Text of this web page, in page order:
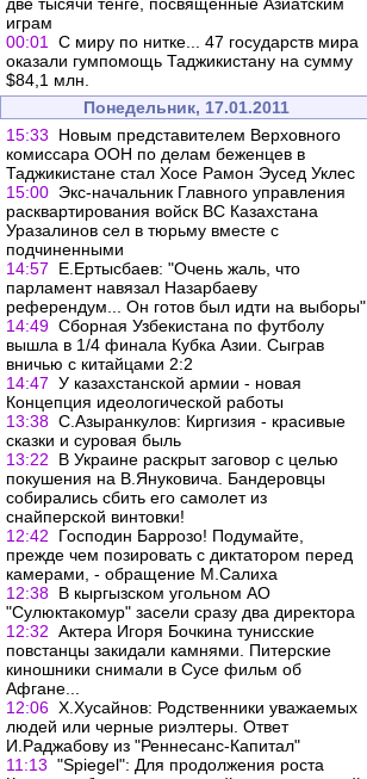
играм
00:01
С миру по нитке... 47 государств мира
оказали гумпомощь Таджикистану на сумму
$84,1 млн.
Понедельник, 17.01.2011
15:33
Новым представителем Верховного
комиссара ООН по делам беженцев в
Таджикистане стал Хосе Рамон Эусед Уклес
15:00 Экс-начальник Главного управления
расквартирования войск ВС Казахстана
Уразалинов сел в тюрьму вместе с
подчиненными
14:57
Е.Ертысбаев: "Очень жаль, что
парламент навязал Назарбаеву
референдум... Он готов был идти на выборы"
14:49 Сборная Узбекистана по футболу
вышла в 1/4 финала Кубка Азии. Сыграв
вничью с китайцами 2:2
14:47 У казахстанской армии - новая
Концепция идеологической работы
13:38 С.Азыранкулов: Киргизия - красивые
сказки и суровая быль
13:22
В Украине раскрыт заговор с целью
покушения на В.Януковича. Бандеровцы
собирались сбить его самолет из
снайперской винтовки!
12:42
Господин Баррозо! Подумайте,
прежде чем позировать с диктатором перед
камерами, - обращение М.Салиха
12:38 В кыргызском угольном АО
"Сулюктакомур" засели сразу два директора
12:32 Актера Игоря Бочкина тунисские
повстанцы закидали камнями. Питерские
киношники снимали в Сусе фильм об
Афгане...
12:06 Х.Хусайнов: Родственники уважаемых
людей или черные риэлтеры. Ответ
И.Раджабову из "Реннесанс-Капитал"
11:13 "Spiegel": Для продолжения роста